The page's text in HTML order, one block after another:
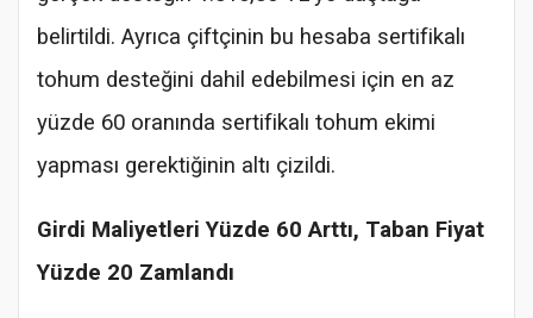
belirtildi. Ayrıca çiftçinin bu hesaba sertifikalı
tohum desteğini dahil edebilmesi için en az
yüzde 60 oranında sertifikalı tohum ekimi
yapması gerektiğinin altı çizildi.
Girdi Maliyetleri Yüzde 60 Arttı, Taban Fiyat
Yüzde 20 Zamlandı